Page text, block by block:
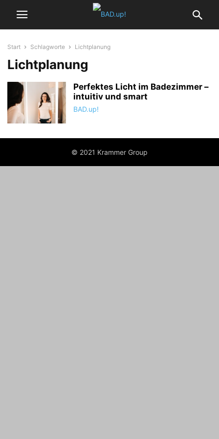
Start Schlagworte Lichtplanung
Lichtplanung
Perfektes Licht im Badezimmer –
intuitiv und smart
BAD.up!
© 2021 Krammer Group